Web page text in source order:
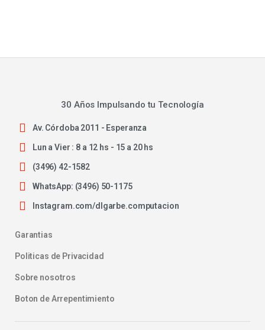
30 Años Impulsando tu Tecnología
Av. Córdoba 2011 - Esperanza
Lun a Vier : 8 a 12 hs - 15 a 20 hs
(3496) 42-1582
WhatsApp: (3496) 50-1175
Instagram.com/dlgarbe.computacion
Garantias
Politicas de Privacidad
Sobre nosotros
Boton de Arrepentimiento